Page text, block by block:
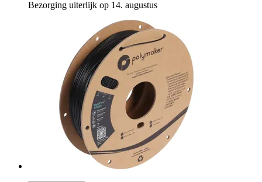
Bezorging uiterlijk op 14. augustus